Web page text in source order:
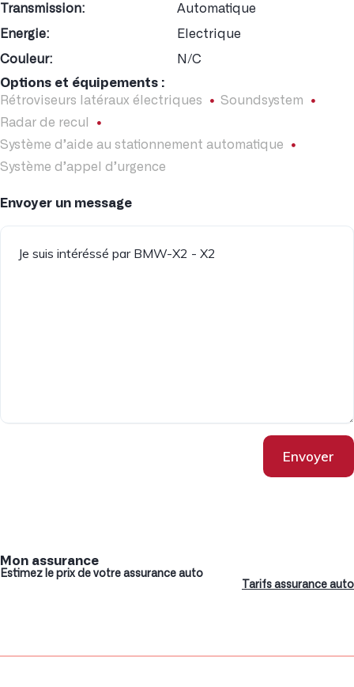
Transmission:
Automatique
Energie:
Electrique
Couleur:
N/C
Options et équipements :
Rétroviseurs latéraux électriques
Soundsystem
Radar de recul
Système d’aide au stationnement automatique
Système d’appel d’urgence
Envoyer un message
Envoyer
Mon assurance
Estimez le prix de votre assurance auto
Tarifs assurance auto